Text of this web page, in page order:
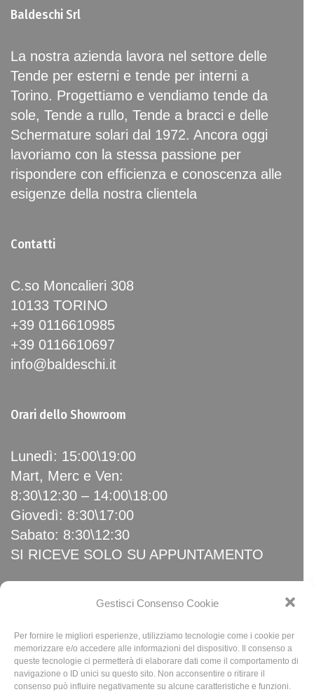
Gestisci Consenso Cookie
Per fornire le migliori esperienze, utilizziamo tecnologie come i cookie per
memorizzare e/o accedere alle informazioni del dispositivo. Il consenso a
queste tecnologie ci permetterà di elaborare dati come il comportamento di
navigazione o ID unici su questo sito. Non acconsentire o ritirare il
consenso può influire negativamente su alcune caratteristiche e funzioni.
Baldeschi Srl
La nostra azienda lavora nel settore delle
Tende per esterni e tende per interni a
Torino. Progettiamo e vendiamo tende da
sole, Tende a rullo, Tende a bracci e delle
Schermature solari dal 1972. Ancora oggi
lavoriamo con la stessa passione per
rispondere con efficienza e conoscenza alle
esigenze della nostra clientela
Contatti
C.so Moncalieri 308
10133 TORINO
+39 0116610985
+39 0116610697
info@baldeschi.it
Orari dello Showroom
Lunedì: 15:00\19:00
Mart, Merc e Ven:
8:30\12:30 – 14:00\18:00
Giovedì: 8:30\17:00
Sabato: 8:30\12:30
SI RICEVE SOLO SU APPUNTAMENTO
Home
News
Privacy Policy